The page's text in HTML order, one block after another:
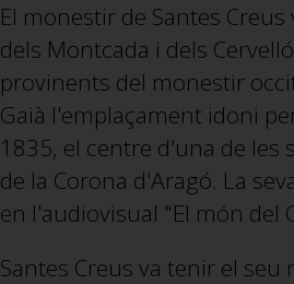
El monestir de Santes
dels Montcada i dels
provinents del monestir
Gaià l'emplaçament idoni
1835, el centre d'una de
de la Corona d'Aragó. La
en l'audiovisual "El món del
Santes Creus va tenir el seu